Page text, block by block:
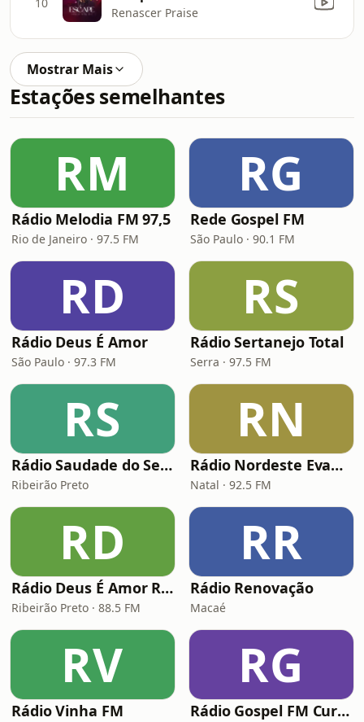
Renascer Praise
Mostrar Mais
Estações semelhantes
RM
Rádio Melodia FM 97,5
Rio de Janeiro · 97.5 FM
RG
Rede Gospel FM
São Paulo · 90.1 FM
RD
Rádio Deus É Amor
São Paulo · 97.3 FM
RS
Rádio Sertanejo Total
Serra · 97.5 FM
RS
Rádio Saudade do Sertão
Ribeirão Preto
RN
Rádio Nordeste Evangélica
Natal · 92.5 FM
RD
Rádio Deus É Amor Ribeirão Preto
Ribeirão Preto · 88.5 FM
RR
Rádio Renovação
Macaé
RV
Rádio Vinha FM
RG
Rádio Gospel FM Curitiba